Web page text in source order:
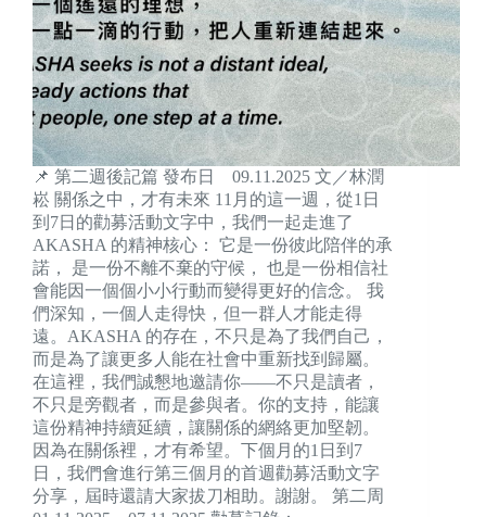
📌 第二週後記篇 發布日 09.11.2025 文／林潤
崧 關係之中，才有未來 11月的這一週，從1日
到7日的勸募活動文字中，我們一起走進了
AKASHA 的精神核心： 它是一份彼此陪伴的承
諾， 是一份不離不棄的守候， 也是一份相信社
會能因一個個小小行動而變得更好的信念。 我
們深知，一個人走得快，但一群人才能走得
遠。AKASHA 的存在，不只是為了我們自己，
而是為了讓更多人能在社會中重新找到歸屬。
在這裡，我們誠懇地邀請你——不只是讀者，
不只是旁觀者，而是參與者。你的支持，能讓
這份精神持續延續，讓關係的網絡更加堅韌。
因為在關係裡，才有希望。下個月的1日到7
日，我們會進行第三個月的首週勸募活動文字
分享，屆時還請大家拔刀相助。謝謝。 第二周